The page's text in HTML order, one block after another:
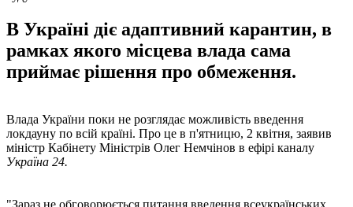
В Україні діє адаптивний карантин, в
рамках якого місцева влада сама
приймає рішення про обмеження.
Влада України поки не розглядає можливість введення
локдауну по всій країні. Про це в п'ятницю, 2 квітня, заявив
міністр Кабінету Міністрів Олег Немчінов в ефірі каналу
Україна 24.
"Зараз не обговорюється питання введення всеукраїнських